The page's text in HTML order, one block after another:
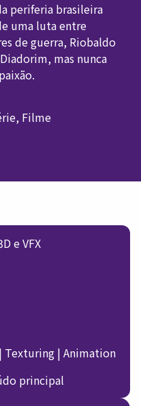
periferia brasileira
uma luta entre
de guerra, Riobaldo
mas nunca
Filme
e VFX
Texturing | Animation
principal